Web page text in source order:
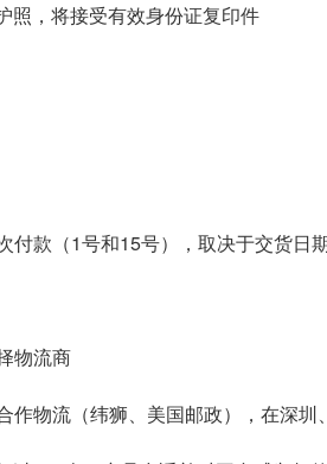
照，将接受有效身份证复印件
付款（1号和15号），取决于交货日
物流商
作物流（纬狮、美国邮政），在深圳